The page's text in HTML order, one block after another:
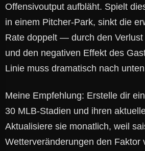
Offensivoutput aufbläht. Spielt
in einem Pitcher-Park, sinkt die
Rate doppelt — durch den
und den negativen Effekt des
Linie muss dramatisch nach
Meine Empfehlung: Erstelle dir
30 MLB-Stadien und ihren
Aktualisiere sie monatlich, weil
Wetterveränderungen den Faktor